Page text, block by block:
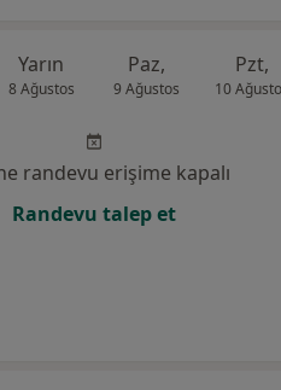
Yarın
8 Ağustos
Paz,
9 Ağustos
Pzt,
10
randevu erişime kapalı
Randevu talep et